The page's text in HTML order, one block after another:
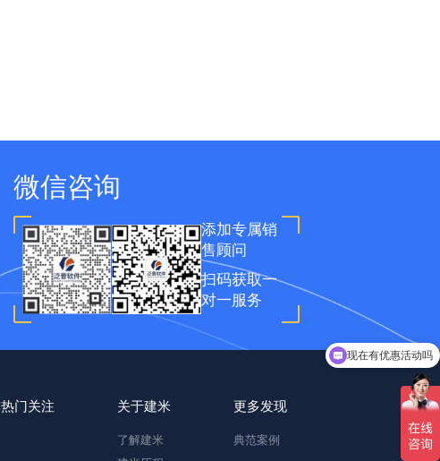
微信咨询
添加专属销
售顾问
扫码获取一
对一服务
热门关注 关于建米
了解建米
更多发现
典范案例
可以介绍下你们的产品么
现在有优惠活动吗